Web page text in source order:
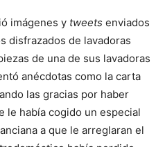
imágenes y tweets enviados
disfrazados de lavadoras
de una de sus lavadoras
anécdotas como la carta
las gracias por haber
le había cogido un especial
a que le arreglaran el